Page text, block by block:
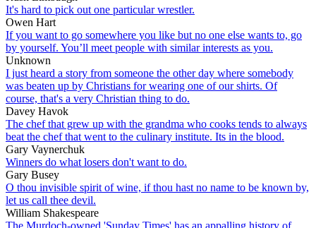
It's hard to pick out one particular wrestler.
Owen Hart
If you want to go somewhere you like but no one else wants to, go
by yourself. You’ll meet people with similar interests as you.
Unknown
I just heard a story from someone the other day where somebody
was beaten up by Christians for wearing one of our shirts. Of
course, that's a very Christian thing to do.
Davey Havok
The chef that grew up with the grandma who cooks tends to always
beat the chef that went to the culinary institute. Its in the blood.
Gary Vaynerchuk
Winners do what losers don't want to do.
Gary Busey
O thou invisible spirit of wine, if thou hast no name to be known by,
let us call thee devil.
William Shakespeare
The Murdoch-owned 'Sunday Times' has an appalling history of